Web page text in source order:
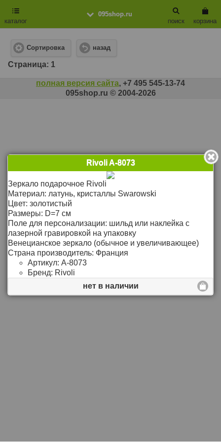
095shop.ru
каталог
корзина
поиск
Сортировка назад
Cтраница: 1
полная версия сайта, +7 495 545-13-74
095shop.ru © 2004-2026
Rivoli A-8073
Зеркало подарочное Rivoli
Материал: латунь, кристаллы Swarowski
Цвет: золотистый
Размеры: D=7 см
Поле для персонализации: шильд или наклейка с
лазерной гравировкой на упаковку
Венецианское зеркало (обычное и увеличивающее)
Страна производитель: Франция
Артикул: A-8073
Бренд: Rivoli
нет в наличии